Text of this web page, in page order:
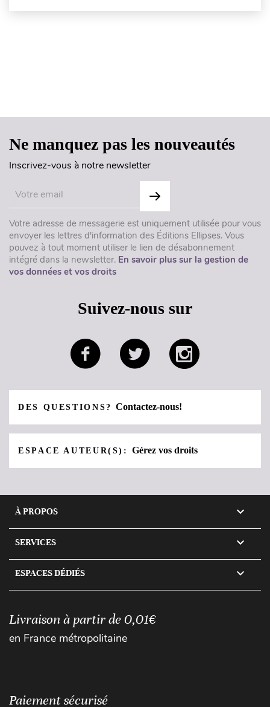
Ne manquez pas les nouveautés
Inscrivez-vous à notre newsletter
Votre adresse de messagerie est uniquement utilisée pour vous
envoyer les lettres d'information des Éditions Ellipses. Vous
pouvez à tout moment utiliser le lien de désabonnement
intégré dans la newsletter. En savoir plus sur la gestion de
vos données et vos droits
Suivez-nous sur
DES QUESTIONS?Contactez-nous!
ESPACE AUTEUR(S):Gérez vos droits
À PROPOS 
SERVICES 
ESPACES DÉDIÉS 
Livraison à partir de 0,01€
en France métropolitaine
Paiement sécurisé